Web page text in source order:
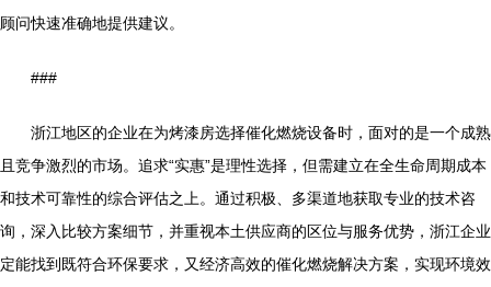
顾问快速准确地提供建议。
###
浙江地区的企业在为烤漆房选择催化燃烧设备时，面对的是一个成熟
且竞争激烈的市场。追求“实惠”是理性选择，但需建立在全生命周期成本
和技术可靠性的综合评估之上。通过积极、多渠道地获取专业的技术咨
询，深入比较方案细节，并重视本土供应商的区位与服务优势，浙江企业
定能找到既符合环保要求，又经济高效的催化燃烧解决方案，实现环境效